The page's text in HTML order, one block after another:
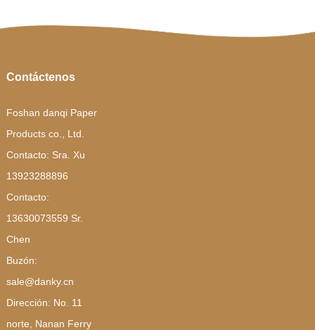
Contáctenos
Foshan danqi Paper
Products co., Ltd.
Contacto: Sra. Xu
13923288896
Contacto:
13630073559 Sr.
Chen
Buzón:
sale@danky.cn
Dirección: No. 11
norte, Nanan Ferry